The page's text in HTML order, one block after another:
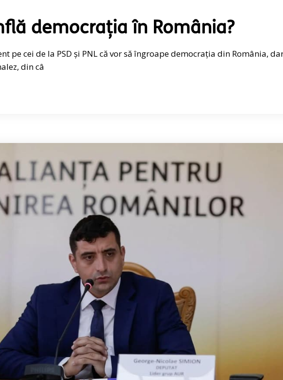
democrația în România?
pe cei de la PSD și PNL că vor să îngroape democrația din România,
din câ